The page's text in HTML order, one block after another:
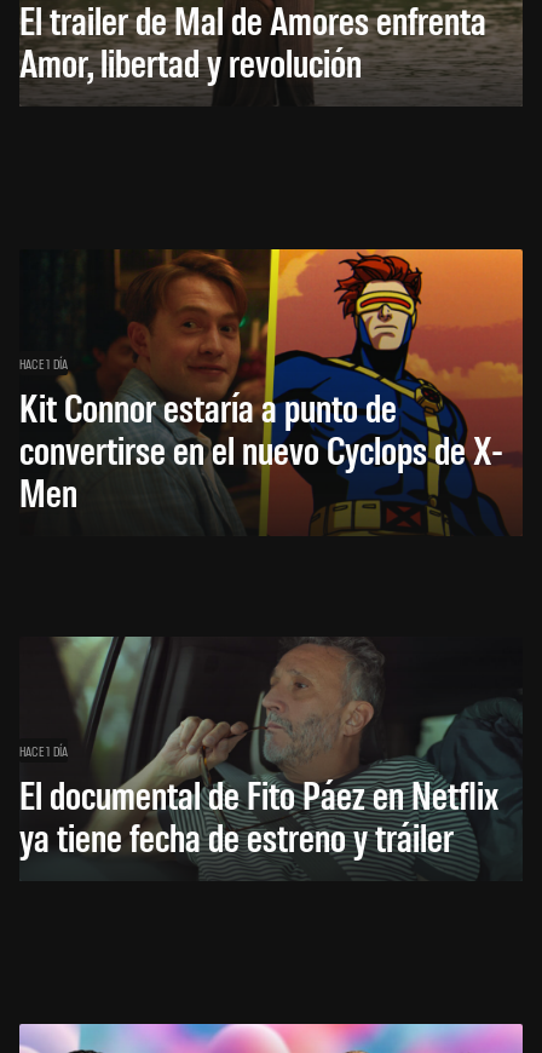
El trailer de Mal de Amores enfrenta
Amor, libertad y revolución
HACE 1 DÍA
Kit Connor estaría a punto de
convertirse en el nuevo Cyclops de X-
Men
HACE 1 DÍA
El documental de Fito Páez en Netflix
ya tiene fecha de estreno y tráiler